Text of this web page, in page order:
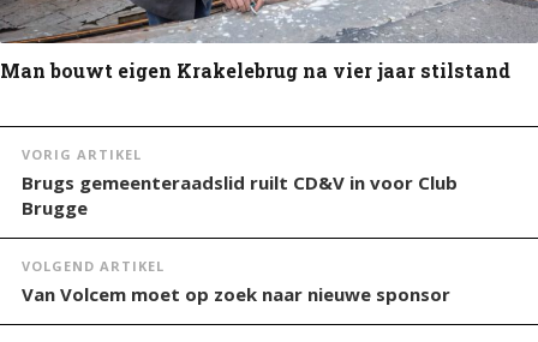
Man bouwt eigen Krakelebrug na vier jaar stilstand
VORIG ARTIKEL
Brugs gemeenteraadslid ruilt CD&V in voor Club
Brugge
VOLGEND ARTIKEL
Van Volcem moet op zoek naar nieuwe sponsor